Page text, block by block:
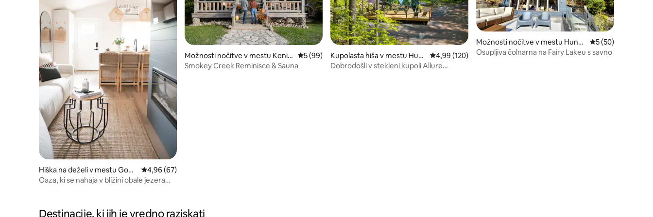
Hiška na deželi v mestu Gode
rich
Povprečna ocena: 4,96 od 5, št. mnenj: 67
4,96 (67)
Oaza, ki se nahaja v bližini obale jezera
Možnosti nočitve v mestu Kenil
worth
Povprečna ocena: 5 od 5, št. mnenj: 99
5 (99)
Smokey Creek Reminisce & Sauna
Kupolasta hiša v mestu Hunt
sville
Povprečna ocena: 4,99 od 5, št. mnenj: 120
4,99 (120)
Dobrodošli v stekleni kupoli Allure
Možnosti nočitve v mestu Hunts
ville
Povprečna ocena:
5 (50)
Osupljiva čolnarna na Fairy Lakeu s savno
Destinacije, ki jih je vredno raziskati